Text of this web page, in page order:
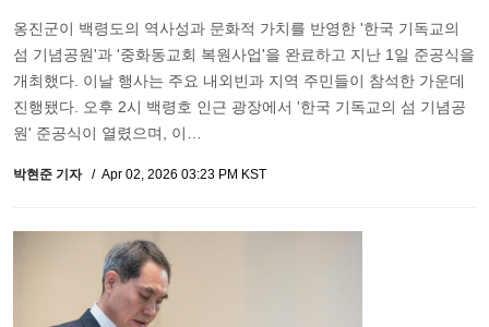
옹진군이 백령도의 역사성과 문화적 가치를 반영한 '한국 기독교의
섬 기념공원'과 '중화동교회 복원사업'을 완료하고 지난 1일 준공식을
개최했다. 이날 행사는 주요 내외빈과 지역 주민들이 참석한 가운데
진행됐다. 오후 2시 백령호 인근 광장에서 '한국 기독교의 섬 기념공
원' 준공식이 열렸으며, 이…
박현준 기자 Apr 02, 2026 03:23 PM KST